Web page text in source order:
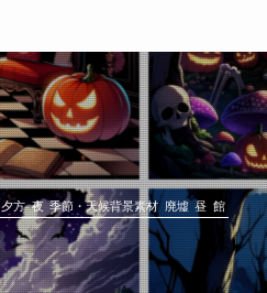
夕方 夜 季節・天候背景素材 廃墟 昼 館